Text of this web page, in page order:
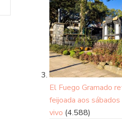
El Fuego Gramado
feijoada aos sábados
vivo (4.588)